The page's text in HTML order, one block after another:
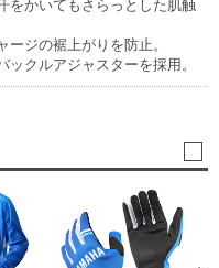
をかいてもさらっとした肌触
ジの裾上がりを防止。
クルアジャスターを採用。